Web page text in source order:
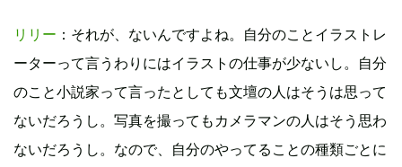
リリー ：それが、ないんですよね。自分のことイラストレ
ーターって言うわりにはイラストの仕事が少ないし。自分
のこと小説家って言ったとしても文壇の人はそうは思って
ないだろうし。写真を撮ってもカメラマンの人はそう思わ
ないだろうし。なので、自分のやってることの種類ごとに